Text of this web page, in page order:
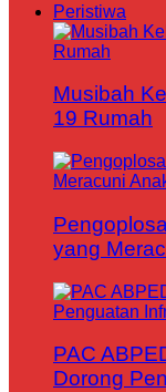
Peristiwa
Musibah
19 Rumah
yang
PAC
Dorong